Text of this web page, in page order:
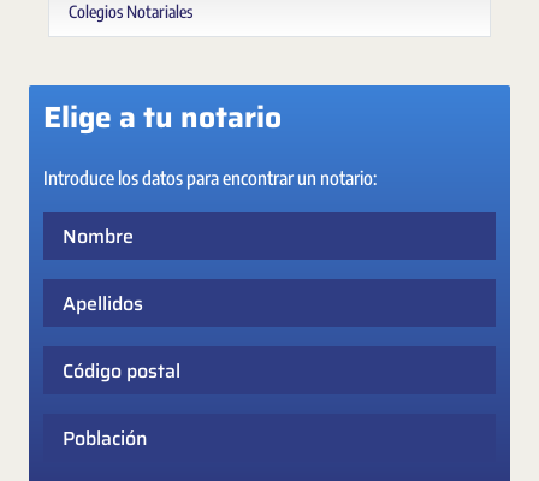
Colegios Notariales
Elige a tu notario
Introduce los datos para encontrar un notario: